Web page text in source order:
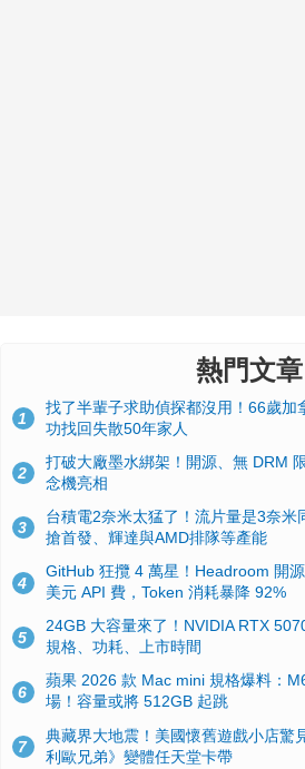
熱門文章
1
找了半輩子求助偵探都沒用！66歲加
功找回失散50年家人
2
打破大廠墨水綁架！開源、無 DRM
念機亮相
3
台積電2奈米太猛了！流片量是3奈
搶首發、輝達與AMD排隊等產能
4
GitHub 狂攬 4 萬星！Headroom 開
美元 API 費，Token 消耗暴降 92%
5
24GB 大容量來了！NVIDIA RTX
規格、功耗、上市時間
6
蘋果 2026 款 Mac mini 規格爆料：
場！容量或將 512GB 起跳
7
典藏界大地震！美國懷舊遊戲小店驚
利歐兄弟》變體任天堂卡帶